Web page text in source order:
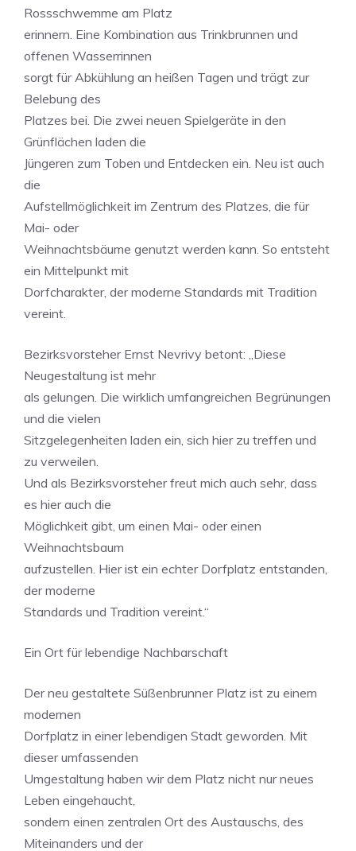
Rossschwemme am Platz
erinnern. Eine Kombination aus Trinkbrunnen und
offenen Wasserrinnen
sorgt für Abkühlung an heißen Tagen und trägt zur
Belebung des
Platzes bei. Die zwei neuen Spielgeräte in den
Grünflächen laden die
Jüngeren zum Toben und Entdecken ein. Neu ist auch
die
Aufstellmöglichkeit im Zentrum des Platzes, die für
Mai- oder
Weihnachtsbäume genutzt werden kann. So entsteht
ein Mittelpunkt mit
Dorfcharakter, der moderne Standards mit Tradition
vereint.
Bezirksvorsteher Ernst Nevrivy betont: „Diese
Neugestaltung ist mehr
als gelungen. Die wirklich umfangreichen Begrünungen
und die vielen
Sitzgelegenheiten laden ein, sich hier zu treffen und
zu verweilen.
Und als Bezirksvorsteher freut mich auch sehr, dass
es hier auch die
Möglichkeit gibt, um einen Mai- oder einen
Weihnachtsbaum
aufzustellen. Hier ist ein echter Dorfplatz entstanden,
der moderne
Standards und Tradition vereint.“
Ein Ort für lebendige Nachbarschaft
Der neu gestaltete Süßenbrunner Platz ist zu einem
modernen
Dorfplatz in einer lebendigen Stadt geworden. Mit
dieser umfassenden
Umgestaltung haben wir dem Platz nicht nur neues
Leben eingehaucht,
sondern einen zentralen Ort des Austauschs, des
Miteinanders und der